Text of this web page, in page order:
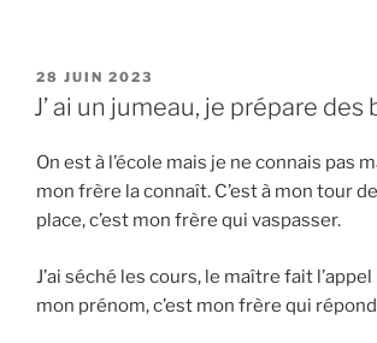
PUBLIÉ
LE
28 JUIN 2023
J’ ai un jumeau, je prépare des
On est à l’école mais je ne connais pas
mon frère la connaît. C’est à mon tour
place, c’est mon frère qui vaspasser.
J’ai séché les cours, le maître fait
mon prénom, c’est mon frère qui répond